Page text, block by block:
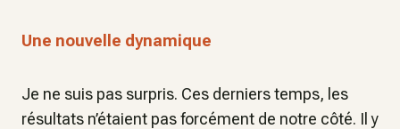
Une nouvelle dynamique
Je ne suis pas surpris. Ces derniers temps, les
résultats n’étaient pas forcément de notre côté. Il y